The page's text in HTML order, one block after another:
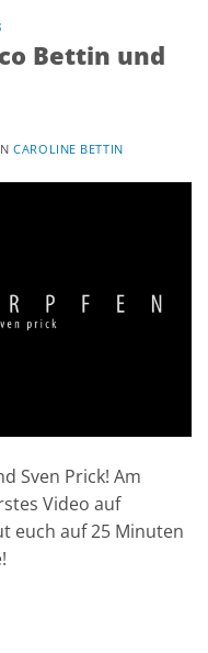
Bettin und
CAROLINE BETTIN
Sven Prick! Am
Video auf
euch auf 25 Minuten